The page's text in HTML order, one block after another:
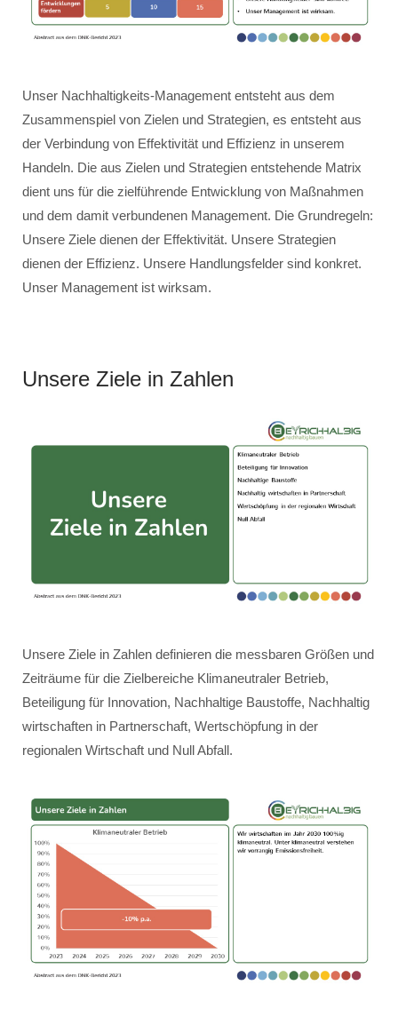
Unser Nachhaltigkeits-Management entsteht aus dem
Zusammenspiel von Zielen und Strategien, es entsteht aus
der Verbindung von Effektivität und Effizienz in unserem
Handeln. Die aus Zielen und Strategien entstehende Matrix
dient uns für die zielführende Entwicklung von Maßnahmen
und dem damit verbundenen Management. Die Grundregeln:
Unsere Ziele dienen der Effektivität. Unsere Strategien
dienen der Effizienz. Unsere Handlungsfelder sind konkret.
Unser Management ist wirksam.
Unsere Ziele in Zahlen
Unsere Ziele in Zahlen definieren die messbaren Größen und
Zeiträume für die Zielbereiche Klimaneutraler Betrieb,
Beteiligung für Innovation, Nachhaltige Baustoffe, Nachhaltig
wirtschaften in Partnerschaft, Wertschöpfung in der
regionalen Wirtschaft und Null Abfall.